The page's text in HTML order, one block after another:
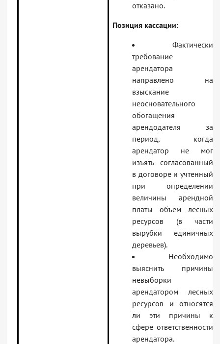
отказано.
Позиция кассации:
Фактически
требование
арендатора
направлено на
взыскание
неосновательного
обогащения
арендодателя за
период, когда
арендатор не мог
изъять согласованный
в договоре и учтенный
при определении
величины арендной
платы объем лесных
ресурсов (в части
вырубки единичных
деревьев).
Необходимо
выяснить причины
невыборки
арендатором лесных
ресурсов и относятся
ли эти причины к
сфере ответственности
арендатора.